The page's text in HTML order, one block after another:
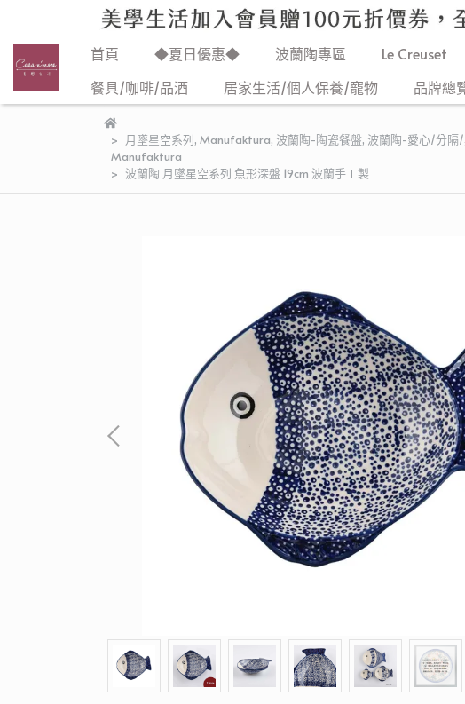
首頁 ◆夏日優惠◆ 波蘭陶專區 Le Creuset
餐具/咖啡/品酒
居家生活/個人保養/寵物 品牌總
月墜星空系列, Manufaktura, 波蘭陶-陶瓷餐盤, 波蘭陶-愛心/分隔
Manufaktura
波蘭陶 月墜星空系列 魚形深盤 19cm 波蘭手工製